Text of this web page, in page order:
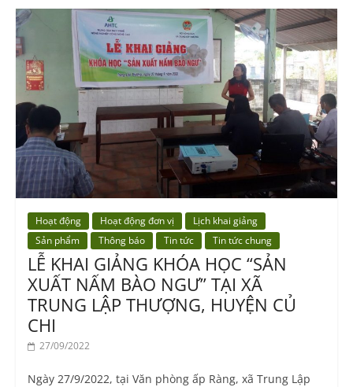
Hoạt động Hoạt động đơn vị
Lịch khai giảng
Sản phẩm
Thông báo Tin tức Tin tức chung
LỄ KHAI GIẢNG KHÓA HỌC “SẢN
XUẤT NẤM BÀO NGƯ” TẠI XÃ
TRUNG LẬP THƯỢNG, HUYỆN CỦ
CHI
27/09/2022
Ngày 27/9/2022, tại Văn phòng ấp Ràng, xã Trung Lập